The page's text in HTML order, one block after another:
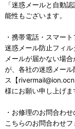
「迷惑メールと自動
能性もございます。
・携帯電話・スマー
迷惑メール防止フィ
メールが届かない場
が、各社の迷惑メー
ス【
様にお願い申し上げま
・お修理のお問合わ
こちらのお問合わせ